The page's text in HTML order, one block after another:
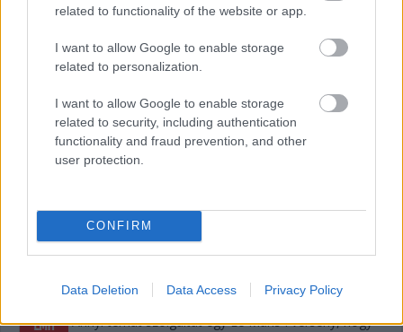
related to functionality of the website or app.
I want to allow Google to enable storage
related to personalization.
I want to allow Google to enable storage
related to security, including authentication
functionality and fraud prevention, and other
user protection.
CONFIRM
Data Deletion Data Access Privacy Policy
A különbség nagyjából 1:40, lesz még 20 kör, ez
körönként 5 másodpercet jelentene. Erőből nem nagyon lehet
megoldani, de ha a szerencse is Fraga kezére játszik,
visszahozhatja a sírból (avagy az éjszakai defektből) a
győzelmet.
jó pillanatai a TF-ben, de sokat veszített, így Fragától
emberfeletti teljesítmény mellett némi szerencse is kellene a
verseny megfordításához.
Annyi témát szolgáltat egy Le Mans-i verseny, hogy